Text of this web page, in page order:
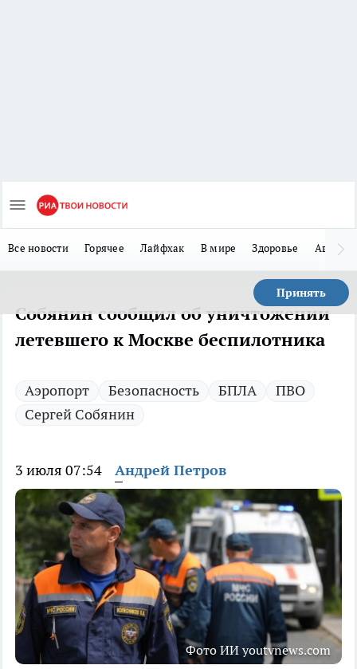
Все новости Горячее Лайфхак В мире Здоровье Авто
Принять
Собянин сообщил об уничтожении
летевшего к Москве беспилотника
Аэропорт Безопасность БПЛА
ПВО
Сергей Собянин
3 июля 07:54 Андрей Петров
Фото ИИ youtvnews.com